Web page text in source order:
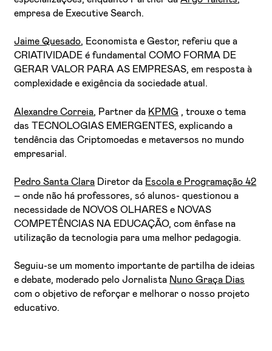
empresa de Executive Search.
Jaime Quesado, Economista e Gestor, referiu que a
CRIATIVIDADE é fundamental COMO FORMA DE
GERAR VALOR PARA AS EMPRESAS, em resposta à
complexidade e exigência da sociedade atual.
Alexandre Correia, Partner da KPMG , trouxe o tema
das TECNOLOGIAS EMERGENTES, explicando a
tendência das Criptomoedas e metaversos no mundo
empresarial.
Pedro Santa Clara Diretor da Escola e Programação 42
– onde não há professores, só alunos- questionou a
necessidade de NOVOS OLHARES e NOVAS
COMPETÊNCIAS NA EDUCAÇÃO, com ênfase na
utilização da tecnologia para uma melhor pedagogia.
Seguiu-se um momento importante de partilha de ideias
e debate, moderado pelo Jornalista Nuno Graça Dias
com o objetivo de reforçar e melhorar o nosso projeto
educativo.